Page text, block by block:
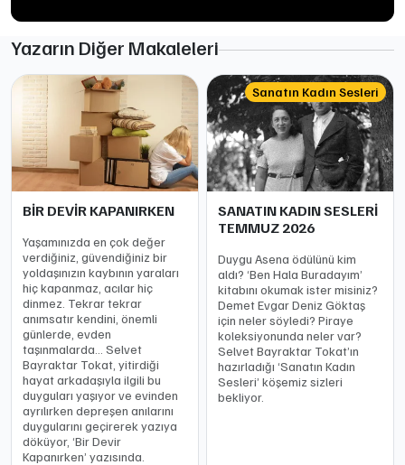
Yazarın Diğer Makaleleri
BİR DEVİR KAPANIRKEN
Yaşamınızda en çok değer
verdiğiniz, güvendiğiniz bir
yoldaşınızın kaybının yaraları
hiç kapanmaz, acılar hiç
dinmez. Tekrar tekrar
anımsatır kendini, önemli
günlerde, evden
taşınmalarda… Selvet
Bayraktar Tokat, yitirdiği
hayat arkadaşıyla ilgili bu
duyguları yaşıyor ve evinden
ayrılırken depreşen anılarını
duygularını geçirerek yazıya
döküyor, ‘Bir Devir
Kapanırken’ yazısında.
Sanatın Kadın Sesleri
SANATIN KADIN SESLERİ
TEMMUZ 2026
Duygu Asena ödülünü kim
aldı? ‘Ben Hala Buradayım’
kitabını okumak ister misiniz?
Demet Evgar Deniz Göktaş
için neler söyledi? Piraye
koleksiyonunda neler var?
Selvet Bayraktar Tokat’ın
hazırladığı ‘Sanatın Kadın
Sesleri’ köşemiz sizleri
bekliyor.